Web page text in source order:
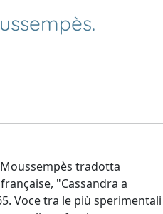
tradotta
"Cassandra a
Voce tra le più sperimentali